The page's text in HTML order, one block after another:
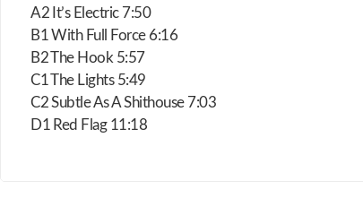
A2 It’s Electric 7:50
B1 With Full Force 6:16
B2 The Hook 5:57
C1 The Lights 5:49
C2 Subtle As A Shithouse 7:03
D1 Red Flag 11:18